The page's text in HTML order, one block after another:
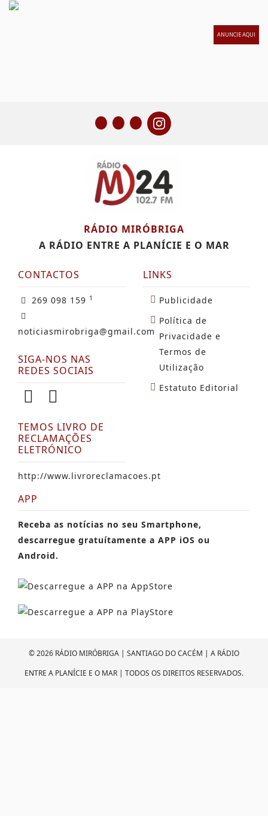
ANUNCIE AQUI
RÁDIO MIRÓBRIGA
A RÁDIO ENTRE A PLANÍCIE E O MAR
CONTACTOS
269 098 159 1
noticiasmirobriga@gmail.com
SIGA-NOS NAS
REDES SOCIAIS
TEMOS LIVRO DE
RECLAMAÇÕES
ELETRÓNICO
http://www.livroreclamacoes.pt
LINKS
Publicidade
Política de
Privacidade e
Termos de
Utilização
Estatuto Editorial
APP
Receba as notícias no seu Smartphone,
descarregue gratuítamente a APP iOS ou
Android.
© 2026 RÁDIO MIRÓBRIGA | SANTIAGO DO CACÉM | A RÁDIO
ENTRE A PLANÍCIE E O MAR | TODOS OS DIREITOS RESERVADOS.